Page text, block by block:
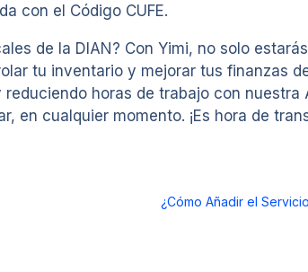
con el Código CUFE.
de la DIAN? Con Yimi, no solo
tu inventario y mejorar tus finanzas
horas de trabajo con nuestra
en cualquier momento. ¡Es hora de
¿Cómo Añadir el